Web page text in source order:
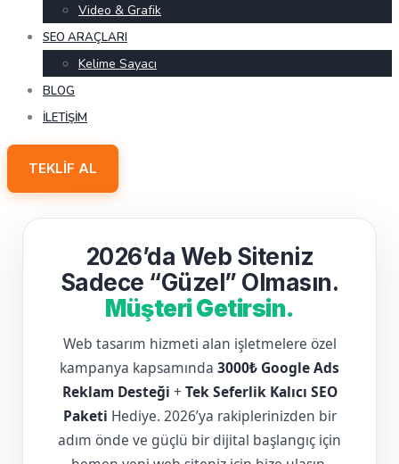
Video & Grafik
SEO ARAÇLARI
Kelime Sayacı
BLOG
İLETIŞIM
TEKLIF AL
2026’da Web Siteniz
Sadece “Güzel” Olmasın.
Müşteri Getirsin.
Web tasarım hizmeti alan işletmelere özel
kampanya kapsamında 3000₺ Google Ads
Reklam Desteği + Tek Seferlik Kalıcı SEO
Paketi Hediye. 2026’ya rakiplerinizden bir
adım önde ve güçlü bir dijital başlangıç için